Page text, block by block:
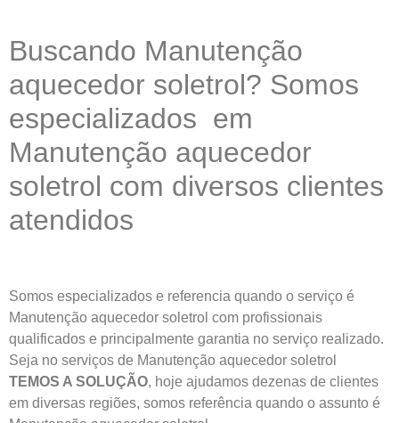
Buscando Manutenção
aquecedor soletrol? Somos
especializados em
Manutenção aquecedor
soletrol com diversos clientes
atendidos
Somos especializados e referencia quando o serviço é
Manutenção aquecedor soletrol com profissionais
qualificados e principalmente garantia no serviço realizado.
Seja no serviços de Manutenção aquecedor soletrol
TEMOS A SOLUÇÃO, hoje ajudamos dezenas de clientes
em diversas regiões, somos referência quando o assunto é